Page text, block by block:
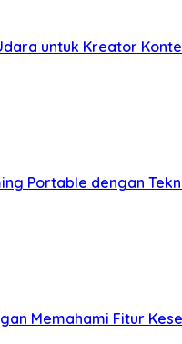
untuk Kreator
Portable dengan
Memahami Fitur